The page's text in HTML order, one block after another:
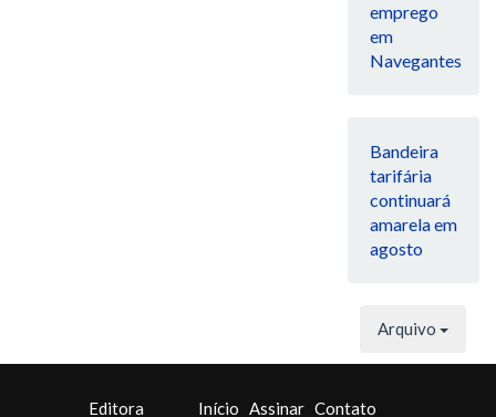
emprego
em
Navegantes
Bandeira
tarifária
continuará
amarela em
agosto
Arquivo
Editora
Início Assinar Contato